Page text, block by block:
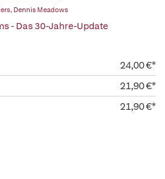
, Dennis Meadows
- Das 30-Jahre-Update
24,00 €*
21,90 €*
21,90 €*